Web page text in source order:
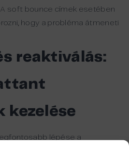
A soft bounce címek esetében
hogy a probléma átmeneti
reaktiválás:
kezelése
lépése a
kontaktok megfelelő